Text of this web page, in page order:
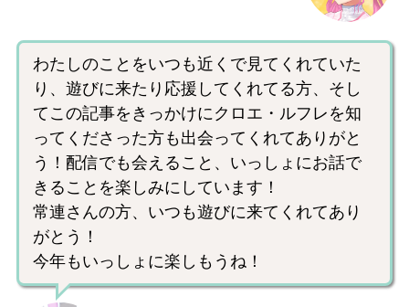
わたしのことをいつも近くで見てくれていた
り、遊びに来たり応援してくれてる方、そし
てこの記事をきっかけにクロエ・ルフレを知
ってくださった方も出会ってくれてありがと
う！配信でも会えること、いっしょにお話で
きることを楽しみにしています！
常連さんの方、いつも遊びに来てくれてあり
がとう！
今年もいっしょに楽しもうね！